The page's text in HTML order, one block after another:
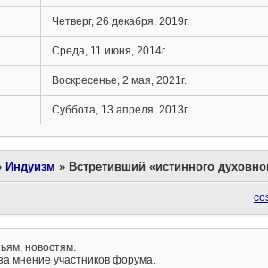
Четверг, 26 декабря, 2019г.
Среда, 11 июня, 2014г.
Воскресенье, 2 мая, 2021г.
Суббота, 13 апреля, 2013г.
Индуизм » Встретивший «истинного
новостям.
мнение участников форума.